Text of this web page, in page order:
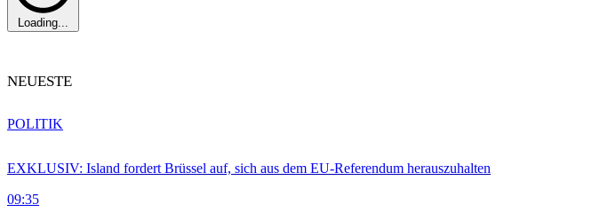
Loading...
NEUESTE
EXKLUSIV: Island fordert Brüssel auf, sich aus dem EU-Referendum herauszuhalten
09:35
POLITIK